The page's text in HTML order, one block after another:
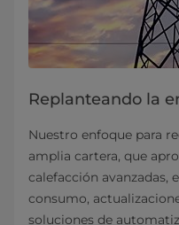
Replanteando la
Nuestro enfoque para
amplia cartera, que
calefacción avanzadas,
consumo,
soluciones de